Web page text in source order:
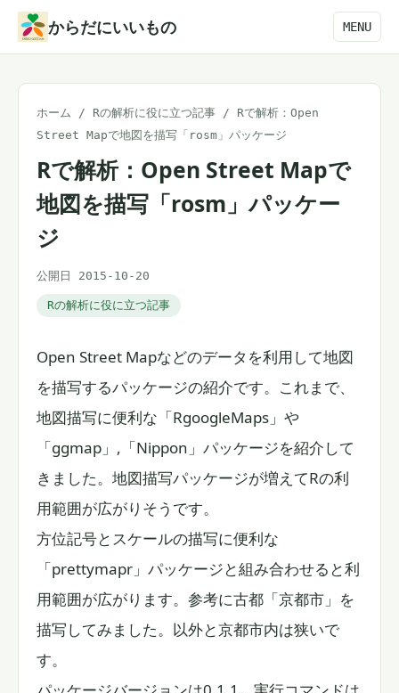
からだにいいもの MENU
ホーム / Rの解析に役に立つ記事 /
Rで解析：Open
Street Mapで地図を描写「rosm」パッケージ
Rで解析：Open Street Mapで
地図を描写「rosm」パッケー
ジ
公開日 2015-10-20
Rの解析に役に立つ記事
Open Street Mapなどのデータを利用して地図
を描写するパッケージの紹介です。これまで、
地図描写に便利な「RgoogleMaps」や
「ggmap」,「Nippon」パッケージを紹介して
きました。地図描写パッケージが増えてRの利
用範囲が広がりそうです。
方位記号とスケールの描写に便利な
「prettymapr」パッケージと組み合わせると利
用範囲が広がります。参考に古都「京都市」を
描写してみました。以外と京都市内は狭いで
す。